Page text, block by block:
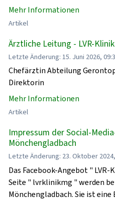
Mehr Informationen
Artikel
Ärztliche Leitung - LVR-
Letzte Änderung: 15. Juni 2026,
Chefärztin Abteilung
Direktorin
Mehr Informationen
Artikel
Impressum der Social-
Mönchengladbach
Letzte Änderung: 23. Oktober
Das Facebook-Angebot "
Seite " lvrklinikmg " werden
Mönchengladbach. Sie ist eine